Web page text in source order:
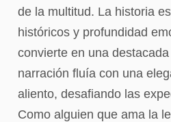
de la multitud. La historia
históricos y profundidad
convierte en una
narración fluía con una
aliento, desafiando las
Como alguien que ama la